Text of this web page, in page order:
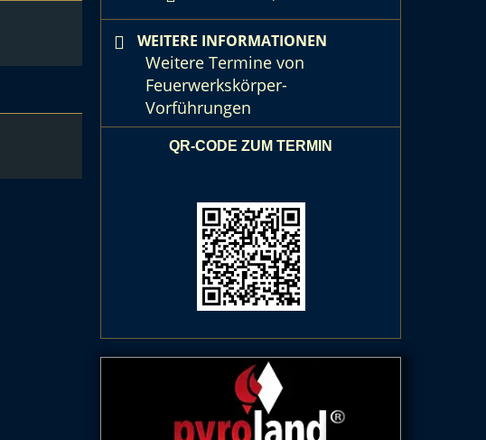
WEITERE INFORMATIONEN
Weitere Termine von
Feuerwerkskörper-
Vorführungen
QR-CODE ZUM TERMIN